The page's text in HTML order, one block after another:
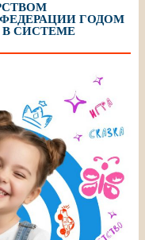
ГОДОМ
СИСТЕМЕ